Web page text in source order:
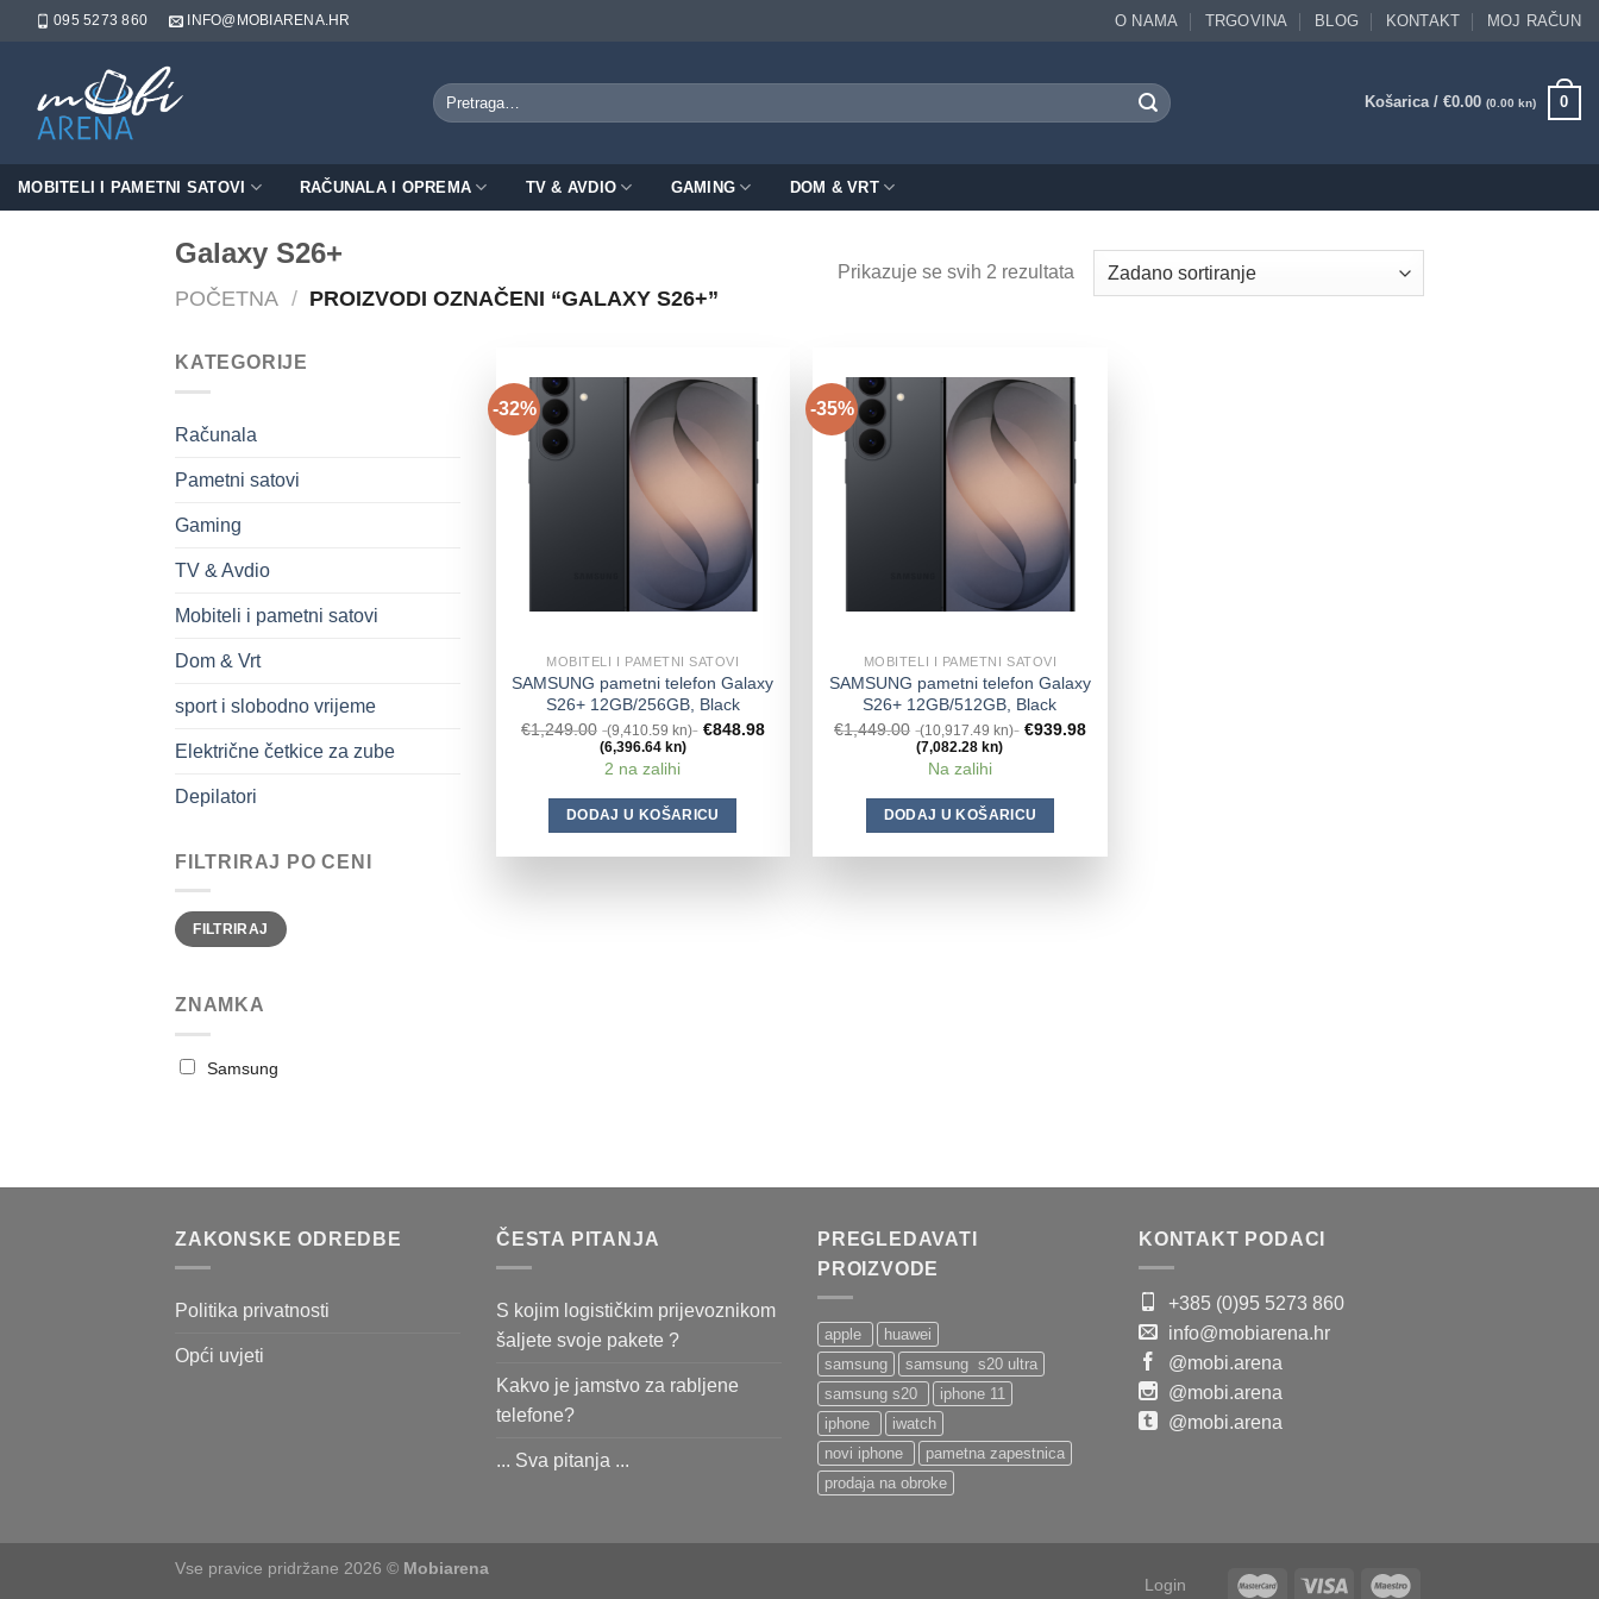
095 5273 860 INFO@MOBIARENA.HR O NAMA TRGOVINA BLOG KONTAKT MOJ RAČUN
Pretraži:
Košarica / €0.00 (0.00 kn) 0
MOBITELI I PAMETNI SATOVI RAČUNALA I OPREMA TV & AVDIO GAMING DOM & VRT
Galaxy S26+
POČETNA / PROIZVODI OZNAČENI “GALAXY S26+”
Prikazuje se svih 2 rezultata
KATEGORIJE
Računala
Pametni satovi
Gaming
TV & Avdio
Mobiteli i pametni satovi
Dom & Vrt
sport i slobodno vrijeme
Električne četkice za zube
Depilatori
FILTRIRAJ PO CENI
FILTRIRAJ
ZNAMKA
Samsung
-32%
MOBITELI I PAMETNI SATOVI
SAMSUNG pametni telefon Galaxy
S26+ 12GB/256GB, Black
€1,249.00 (9,410.59 kn) €848.98
(6,396.64 kn)
2 na zalihi
DODAJ U KOŠARICU
-35%
MOBITELI I PAMETNI SATOVI
SAMSUNG pametni telefon Galaxy
S26+ 12GB/512GB, Black
€1,449.00 (10,917.49 kn) €939.98
(7,082.28 kn)
Na zalihi
DODAJ U KOŠARICU
ZAKONSKE ODREDBE
Politika privatnosti
Opći uvjeti
ČESTA PITANJA
S kojim logističkim prijevoznikom
šaljete svoje pakete ?
Kakvo je jamstvo za rabljene
telefone?
... Sva pitanja ...
PREGLEDAVATI
PROIZVODE
apple
huawei
samsung
samsung s20 ultra
samsung s20
iphone 11
iphone
iwatch
novi iphone
pametna zapestnica
prodaja na obroke
KONTAKT PODACI
+385 (0)95 5273 860
info@mobiarena.hr
@mobi.arena
@mobi.arena
@mobi.arena
Login
Vse pravice pridržane 2026 © Mobiarena